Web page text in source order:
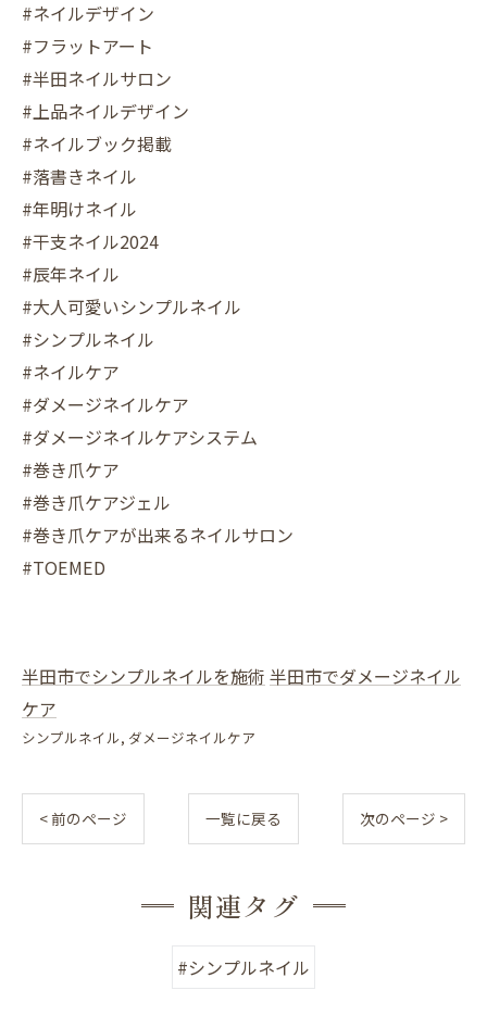
#ネイルデザイン
#フラットアート
#半田ネイルサロン
#上品ネイルデザイン
#ネイルブック掲載
#落書きネイル
#年明けネイル
#干支ネイル2024
#辰年ネイル
#大人可愛いシンプルネイル
#シンプルネイル
#ネイルケア
#ダメージネイルケア
#ダメージネイルケアシステム
#巻き爪ケア
#巻き爪ケアジェル
#巻き爪ケアが出来るネイルサロン
#TOEMED
半田市でシンプルネイルを施術 半田市でダメージネイル
ケア
シンプルネイル ダメージネイルケア
< 前のページ 一覧に戻る 次のページ >
関連タグ
#シンプルネイル